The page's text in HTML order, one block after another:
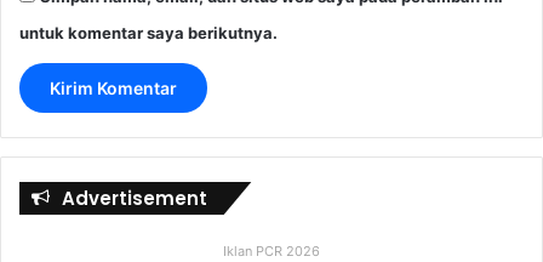
untuk komentar saya berikutnya.
Advertisement
Iklan PCR 2026